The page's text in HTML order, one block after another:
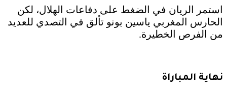
استمر الريان في الضغط على دفاعات الهلال، لكن
الحارس المغربي ياسين بونو تألق في التصدي للعديد
من الفرص الخطيرة.
نهاية المباراة